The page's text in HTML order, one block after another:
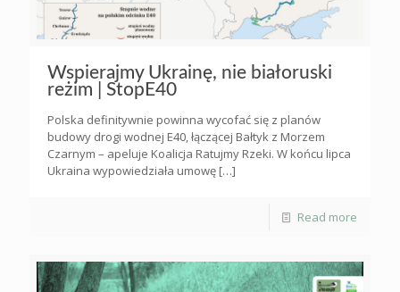
Wspierajmy Ukrainę, nie białoruski
reżim | StopE40
Polska definitywnie powinna wycofać się z planów
budowy drogi wodnej E40, łączącej Bałtyk z Morzem
Czarnym – apeluje Koalicja Ratujmy Rzeki. W końcu lipca
Ukraina wypowiedziała umowę […]
Read more